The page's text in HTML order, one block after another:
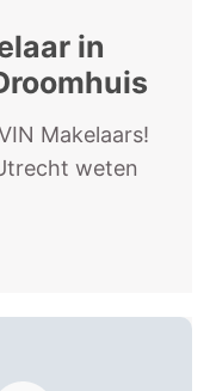
in
Makelaars!
weten